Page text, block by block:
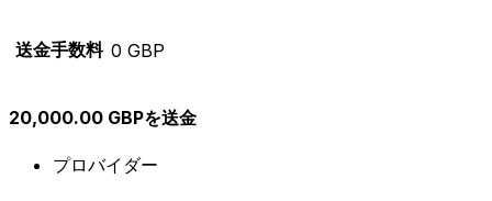
送金手数料 0 GBP
20,000.00 GBPを送金
プロバイダー